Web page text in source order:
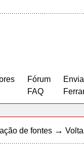
Fórum
FAQ
de fontes →